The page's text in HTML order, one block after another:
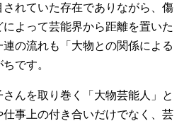
れていた存在でありながら、傷
よって芸能界から距離を置いた
の流れも「大物との関係による
です。
んを取り巻く「大物芸能人」と
事上の付き合いだけでなく、芸